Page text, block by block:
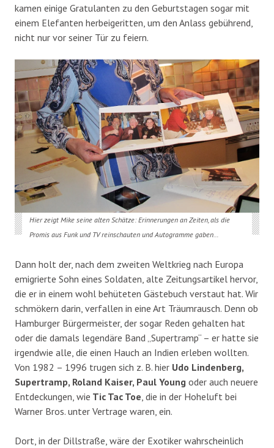
kamen einige Gratulanten zu den Geburtstagen sogar mit
einem Elefanten herbeigeritten, um den Anlass gebührend,
nicht nur vor seiner Tür zu feiern.
Hier zeigt Mike seine alten Schätze: Erinnerungen an Zeiten, als die
Promis aus Funk und TV reinschauten und Autogramme gaben…
Dann holt der, nach dem zweiten Weltkrieg nach Europa
emigrierte Sohn eines Soldaten, alte Zeitungsartikel hervor,
die er in einem wohl behüteten Gästebuch verstaut hat. Wir
schmökern darin, verfallen in eine Art Träumrausch. Denn ob
Hamburger Bürgermeister, der sogar Reden gehalten hat
oder die damals legendäre Band „Supertramp“ – er hatte sie
irgendwie alle, die einen Hauch an Indien erleben wollten.
Von 1982 – 1996 trugen sich z. B. hier Udo Lindenberg,
Supertramp, Roland Kaiser, Paul Young oder auch neuere
Entdeckungen, wie Tic Tac Toe, die in der Hoheluft bei
Warner Bros. unter Vertrage waren, ein.
Dort, in der Dillstraße, wäre der Exotiker wahrscheinlich